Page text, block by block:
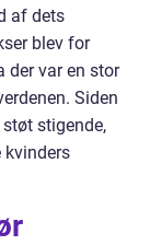
af dets
blev for
der var en stor
Siden
stigende,
kvinders